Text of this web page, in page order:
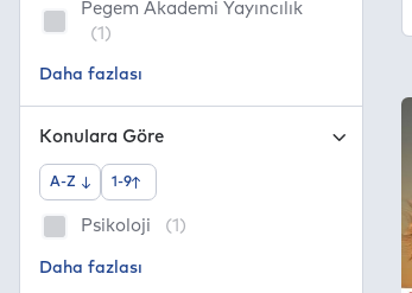
Pegem Akademi Yayıncılık
(1)
Konulara Göre
A-Z 1-9
Psikoloji (1)